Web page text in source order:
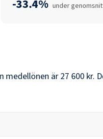
-33.4% under
medellönen är 27 600 kr.